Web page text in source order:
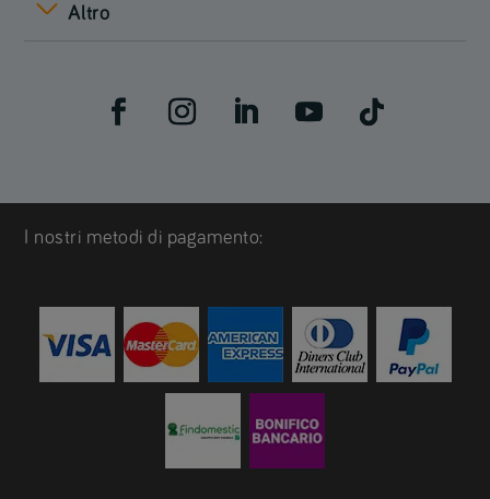
Altro
I nostri metodi di pagamento: